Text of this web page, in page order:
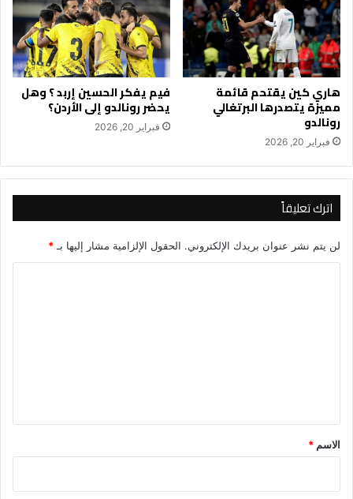
هاري كين يقتحم قائمة
مميزة يتصدرها البرتغالي
رونالدو
فبراير 20, 2026
فيم يفكر الحسين إربد ؟ وهل
يحضر رونالدو إلى الأردن؟
فبراير 20, 2026
اترك تعليقاً
لن يتم نشر عنوان بريدك الإلكتروني. الحقول الإلزامية مشار إليها بـ *
*
الاسم *